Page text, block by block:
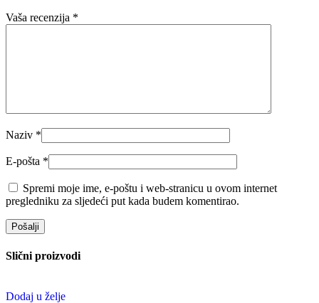
Vaša recenzija *
Naziv *
E-pošta *
Spremi moje ime, e-poštu i web-stranicu u ovom internet
pregledniku za sljedeći put kada budem komentirao.
Slični proizvodi
Dodaj u želje